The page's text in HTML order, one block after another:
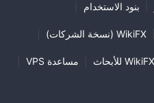
بنود الاستخدام
WikiFX (نسخة الشركات)
مساعدة VPS